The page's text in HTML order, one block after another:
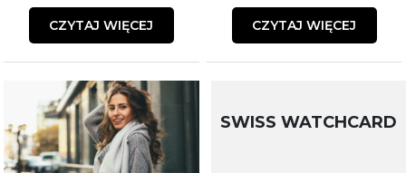
CZYTAJ WIĘCEJ CZYTAJ WIĘCEJ
SWISS WATCHCARD